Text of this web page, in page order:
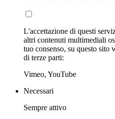
L'accettazione di questi
altri contenuti multimediali
tuo consenso, su questo sito
di terze parti:
Vimeo, YouTube
Necessari
Sempre attivo